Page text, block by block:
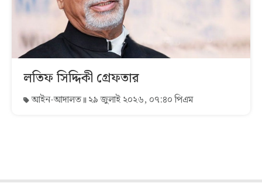
লতিফ সিদ্দিকী গ্রেফতার
আইন-আদালত ২৯ জুলাই ২০২৬, ০৭:৪০ পিএম